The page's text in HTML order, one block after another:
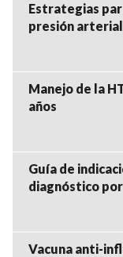
Estrategias
presión arterial
Manejo de la
años
Guía de
diagnóstico
Vacuna anti-